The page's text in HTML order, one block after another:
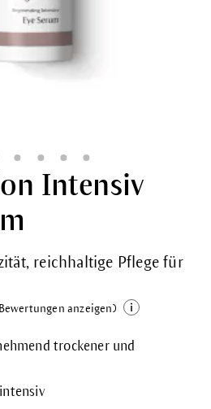
Intensiv
reichhaltige Pflege für
von 4.8 von 5 Sternen
anzeigen)
trockener und